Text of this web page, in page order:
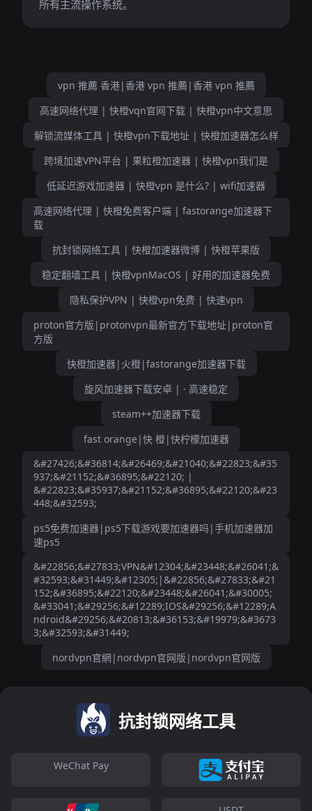
所有主流操作系统。
vpn 推薦 香港|香港 vpn 推薦|香港 vpn 推薦
高速网络代理 | 快橙vqn官网下载 | 快橙vpn中文意思
解锁流媒体工具 | 快橙vpn下载地址 | 快橙加速器怎么样
跨境加速VPN平台 | 果粒橙加速器 | 快橙vpn我们是
低延迟游戏加速器 | 快橙vpn 是什么? | wifi加速器
高速网络代理 | 快橙免费客户端 | fastorange加速器下
载
抗封锁网络工具 | 快橙加速器微博 | 快橙苹果版
稳定翻墙工具 | 快橙vpnMacOS | 好用的加速器免费
隐私保护VPN | 快橙vpn免费 | 快速vpn
proton官方版|protonvpn最新官方下载地址|proton官
方版
快橙加速器|火橙|fastorange加速器下载
旋风加速器下载安卓 | · 高速稳定
steam++加速器下载
fast orange|快 橙|快柠檬加速器
&#27426;&#36814;&#26469;&#21040;&#22823;&#35
937;&#21152;&#36895;&#22120; |
&#22823;&#35937;&#21152;&#36895;&#22120;&#23
448;&#32593;
ps5免费加速器|ps5下载游戏要加速器吗|手机加速器加
速ps5
&#22856;&#27833;VPN&#12304;&#23448;&#26041;&
#32593;&#31449;&#12305;|&#22856;&#27833;&#21
152;&#36895;&#22120;&#23448;&#26041;&#30005;
&#33041;&#29256;&#12289;IOS&#29256;&#12289;A
ndroid&#29256;&#20813;&#36153;&#19979;&#3673
3;&#32593;&#31449;
nordvpn官網|nordvpn官网版|nordvpn官网版
抗封锁网络工具
WeChat Pay